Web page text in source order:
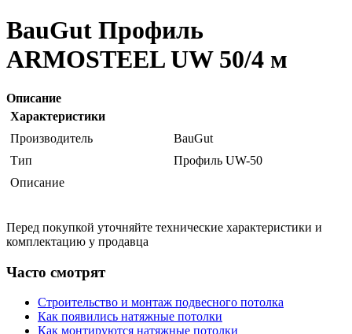
BauGut Профиль
ARMOSTEEL UW 50/4 м
Описание
Характеристики
Производитель
BauGut
Тип
Профиль UW-50
Описание
Перед покупкой уточняйте технические характеристики и
комплектацию у продавца
Часто смотрят
Строительство и монтаж подвесного потолка
Как появились натяжные потолки
Как монтируются натяжные потолки